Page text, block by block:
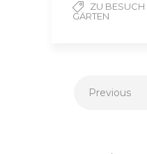
ZU BESUCH
GÄRTEN
Previous